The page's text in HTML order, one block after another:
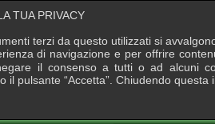
TUA PRIVACY
terzi da questo utilizzati si
di navigazione e per offrire
il consenso a tutti o ad alcuni
il pulsante “Accetta”. Chiudendo